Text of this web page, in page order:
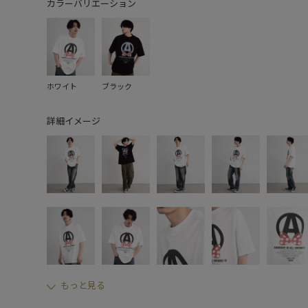
カラーバリエーション
ホワイト ブラック
詳細イメージ
もっと見る